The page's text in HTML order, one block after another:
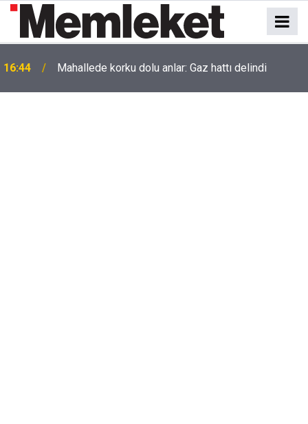
16:44 Mahallede korku dolu anlar: Gaz hattı delindi